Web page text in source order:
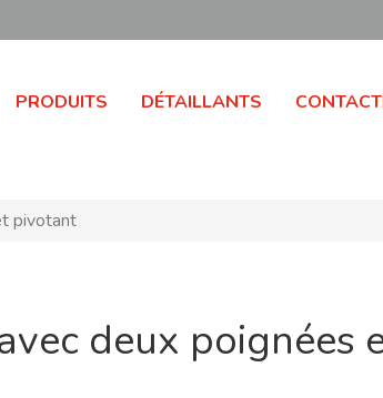
PRODUITS DÉTAILLANTS
pivotant
deux poignées